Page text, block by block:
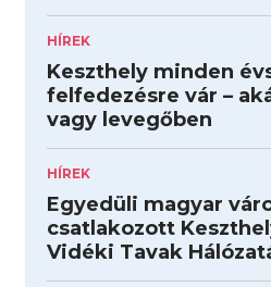
HÍREK
Keszthely minden
felfedezésre vár –
vagy levegőben
HÍREK
Egyedüli magyar
csatlakozott
Vidéki Tavak